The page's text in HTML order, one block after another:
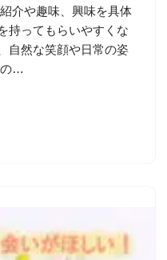
介や趣味、興味を具体
持ってもらいやすくな
自然な笑顔や日常の姿
の…